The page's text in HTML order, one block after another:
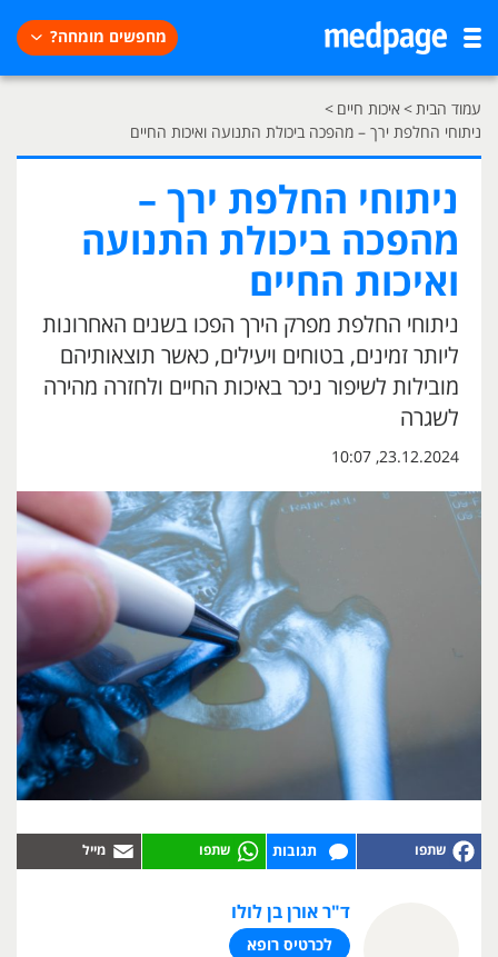
מחפשים מומחה?
עמוד הבית> איכות חיים >
ניתוחי החלפת ירך – מהפכה ביכולת התנועה ואיכות החיים
ניתוחי החלפת ירך –
מהפכה ביכולת התנועה
ואיכות החיים
ניתוחי החלפת מפרק הירך הפכו בשנים האחרונות
ליותר זמינים, בטוחים ויעילים, כאשר תוצאותיהם
מובילות לשיפור ניכר באיכות החיים ולחזרה מהירה
לשגרה
23.12.2024, 10:07
תגובות
ד"ר אורן בן לולו
לכרטיס רופא